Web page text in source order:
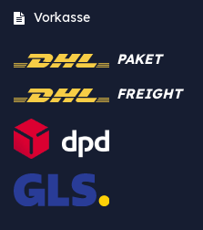
Vorkasse
PAKET
FREIGHT